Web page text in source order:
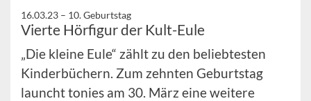
16.03.23 – 10. Geburtstag
Vierte Hörfigur der Kult-Eule
„Die kleine Eule“ zählt zu den beliebtesten
Kinderbüchern. Zum zehnten Geburtstag
launcht tonies am 30. März eine weitere